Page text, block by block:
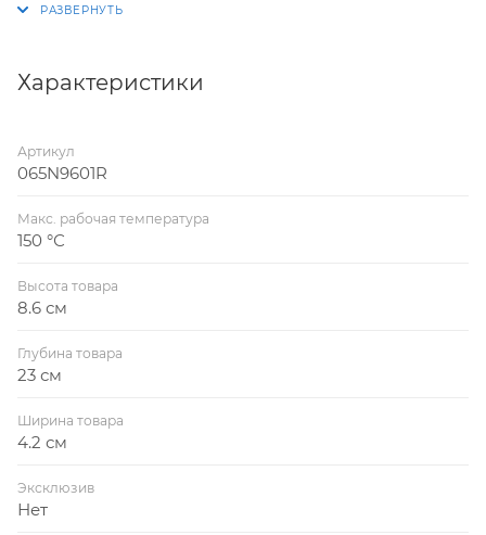
Характеристики
Артикул
065N9601R
Макс. рабочая температура
150 °С
Высота товара
8.6 см
Глубина товара
23 см
Ширина товара
4.2 см
Эксклюзив
Нет